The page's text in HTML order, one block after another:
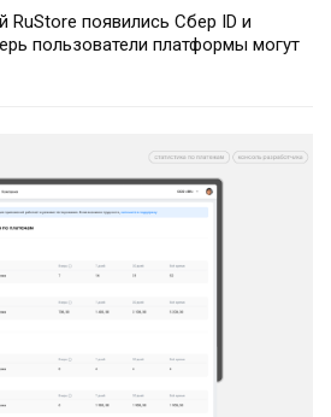
RuStore появились Сбер ID и
пользователи платформы могут